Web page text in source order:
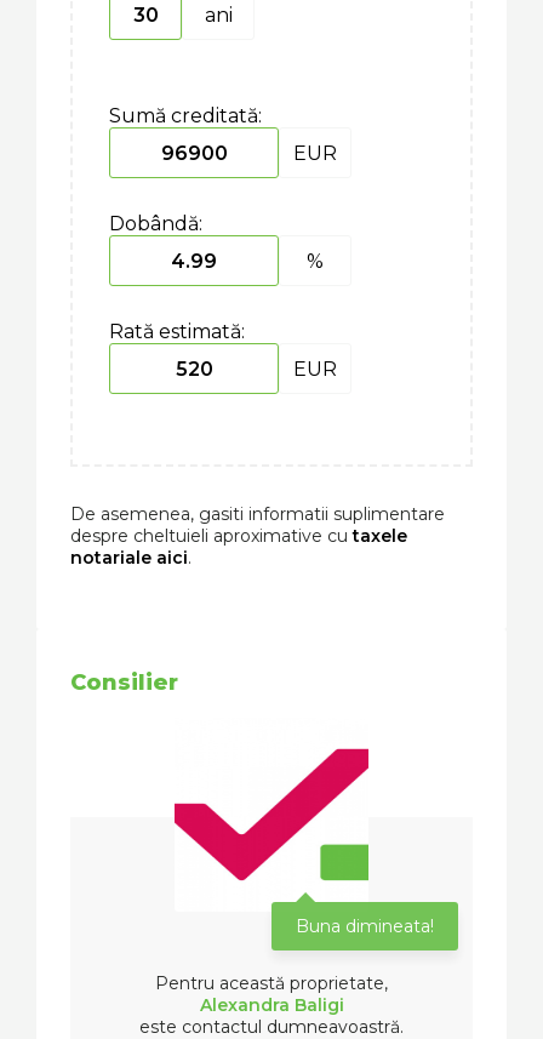
ani
Sumă creditată:
EUR
Dobândă:
%
Rată estimată:
EUR
De asemenea, gasiti informatii suplimentare
despre cheltuieli aproximative cutaxele
notariale aici.
Consilier
Buna dimineata!
Pentru această proprietate,
Alexandra Baligi
este contactul dumneavoastră.